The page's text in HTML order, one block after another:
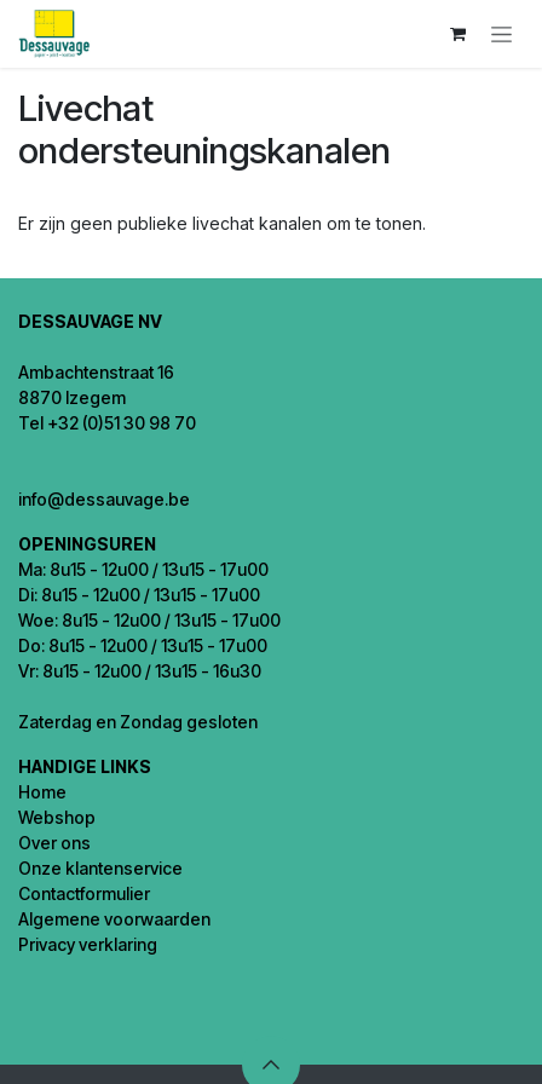
Overslaan naar inhoud
Livechat
ondersteuningskanalen
Er zijn geen publieke livechat kanalen om te tonen.
DESSAUVAGE NV
Ambachtenstraat 16
8870 Izegem
Tel +32 (0)51 30 98 70
info@dessauvage.be
OPENINGSUREN
Ma: 8u15 - 12u00 / 13u15 - 17u00
Di: 8u15 - 12u00 / 13u15 - 17u00
Woe: 8u15 - 12u00 / 13u15 - 17u00
Do: 8u15 - 12u00 / 13u15 - 17u00
Vr: 8u15 - 12u00 / 13u15 - 16u30
Zaterdag en Zondag gesloten
HANDIGE LINKS
Home
Webshop
Over ons
Onze klantenservice
Contactformulier
Algemene voorwaarden
Privacy verklaring